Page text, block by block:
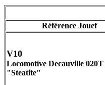
Référence Jouef
V10
Locomotive Decauville 020T
"Steatite"